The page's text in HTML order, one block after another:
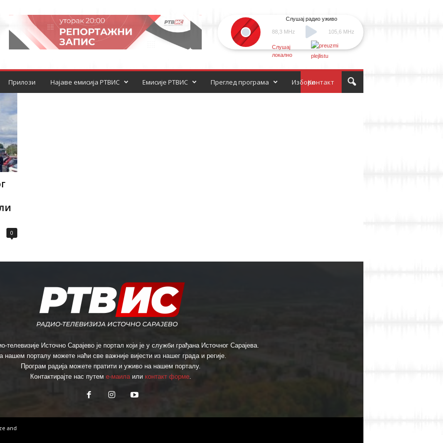
88,3 MHz
Слушај радио уживо
105,6 MHz
Слушај
локално
Прилози Најаве емисија РТВИС Емисије РТВИС Контакт
Преглед програма Избори
0
телевизије Источно Сарајево је портал који је у служби грађана Источног Сарајева.
нашем порталу можете наћи све важније вијести из нашег града и регије.
Програм радија можете пратити и уживо на нашем порталу.
Контактирајте нас путем е-маилаили контакт форме.
and